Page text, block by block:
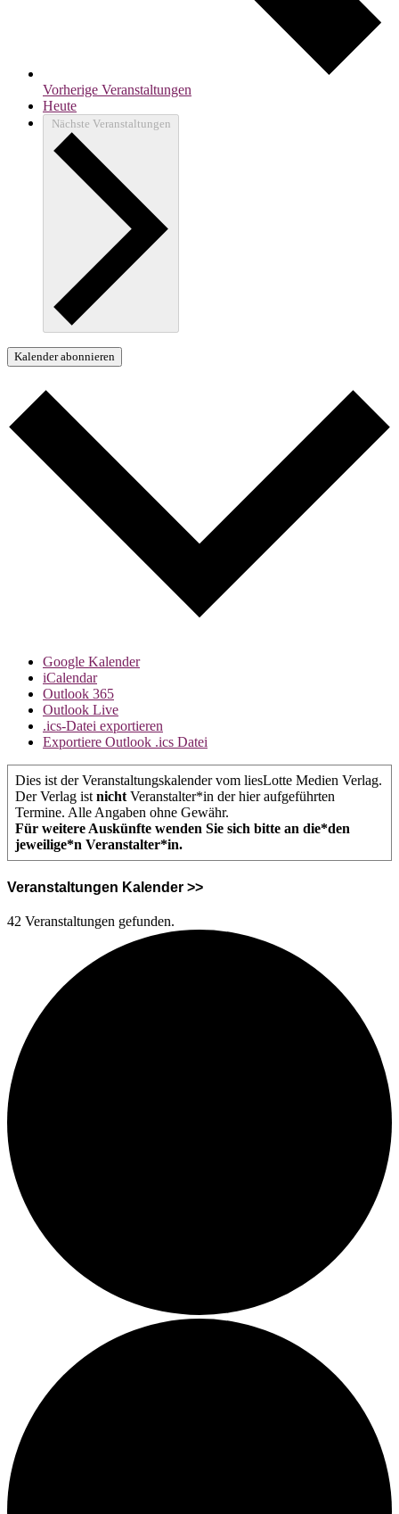
Vorherige Veranstaltungen
Heute
Nächste Veranstaltungen
Kalender abonnieren
Google Kalender
iCalendar
Outlook 365
Outlook Live
.ics-Datei exportieren
Exportiere Outlook .ics Datei
Dies ist der Veranstaltungskalender vom liesLotte Medien Verlag.
Der Verlag ist nicht Veranstalter*in der hier aufgeführten
Termine. Alle Angaben ohne Gewähr.
Für weitere Auskünfte wenden Sie sich bitte an die*den
jeweilige*n Veranstalter*in.
Veranstaltungen Kalender >>
42 Veranstaltungen gefunden.